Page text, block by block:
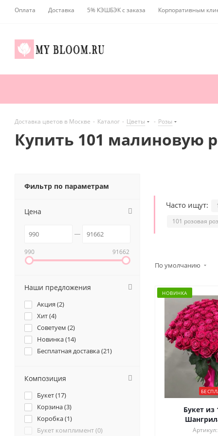
Оплата Доставка 5% КЭШБЭК с заказа Корпоративным
Доставка цветов в Москве - Каталог - Цветы - Розы
Купить 101 малиновую
Часто ищут:
101 розовая
По умолчанию
НОВИНКА
Букет из
Фильтр по параметрам
Цена
990 91662
Наши предложения
Акция (2)
Хит (4)
Советуем (2)
Новинка (14)
Бесплатная доставка (21)
Композиция
Букет (17)
Корзина (3)
Коробка (1)
Букет комплимент (0)